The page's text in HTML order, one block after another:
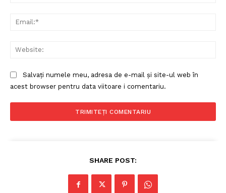
Salvați numele meu, adresa de e-mail și site-ul web în
acest browser pentru data viitoare i comentariu.
SHARE POST: